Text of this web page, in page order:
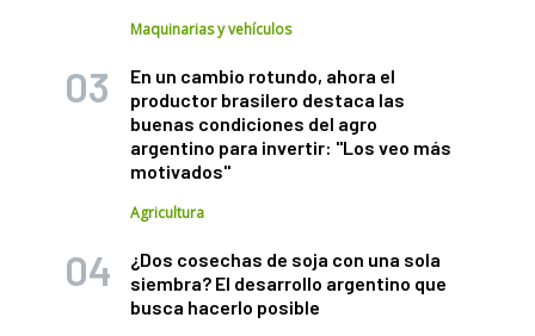
Maquinarias y vehículos
En un cambio rotundo, ahora el
productor brasilero destaca las
buenas condiciones del agro
argentino para invertir: "Los veo más
motivados"
Agricultura
¿Dos cosechas de soja con una sola
siembra? El desarrollo argentino que
busca hacerlo posible